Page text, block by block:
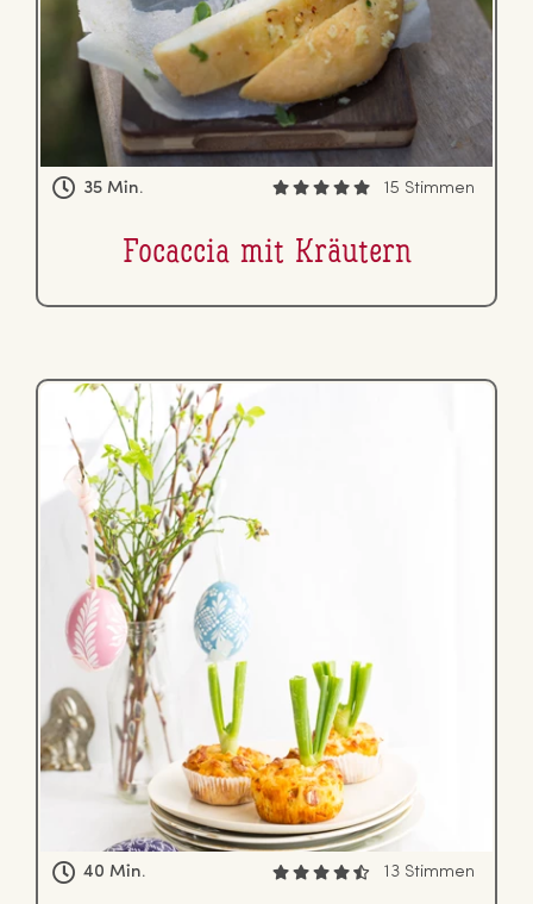
35 Min. 15 Stimmen
Focaccia mit Kräutern
40 Min. 13 Stimmen